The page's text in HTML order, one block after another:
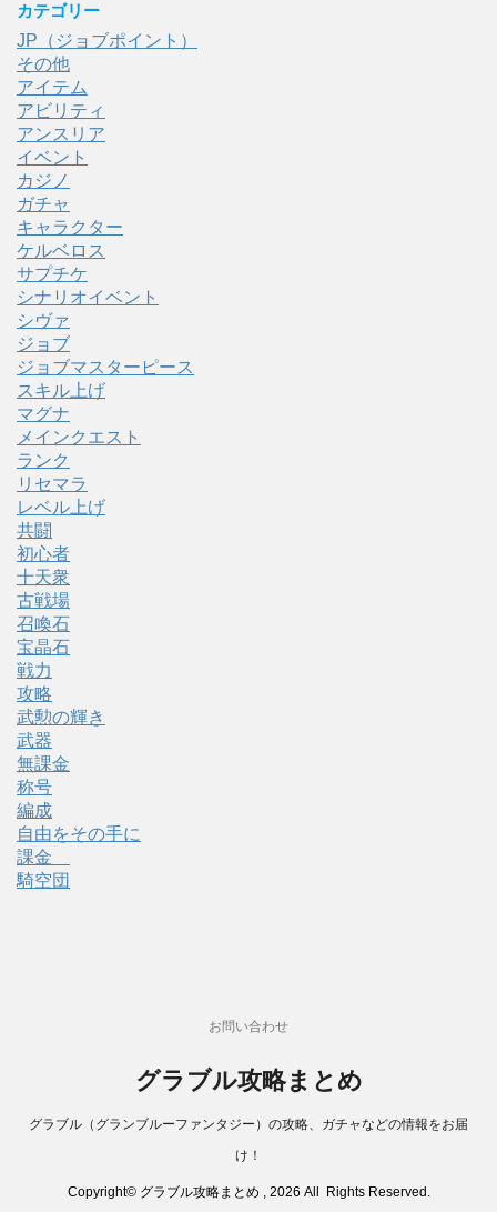
カテゴリー
JP（ジョブポイント）
その他
アイテム
アビリティ
アンスリア
イベント
カジノ
ガチャ
キャラクター
ケルベロス
サプチケ
シナリオイベント
シヴァ
ジョブ
ジョブマスターピース
スキル上げ
マグナ
メインクエスト
ランク
リセマラ
レベル上げ
共闘
初心者
十天衆
古戦場
召喚石
宝晶石
戦力
攻略
武勲の輝き
武器
無課金
称号
編成
自由をその手に
課金
騎空団
お問い合わせ
グラブル攻略まとめ
グラブル（グランブルーファンタジー）の攻略、ガチャなどの情報をお届
け！
Copyright© グラブル攻略まとめ , 2026 All Rights Reserved.